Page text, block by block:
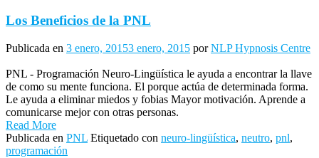
Los Beneficios de la PNL
Publicada en 3 enero, 20153 enero, 2015 porNLP Hypnosis Centre
PNL - Programación Neuro-Lingüística le ayuda a encontrar la llave
de como su mente funciona. El porque actúa de determinada forma.
Le ayuda a eliminar miedos y fobias Mayor motivación. Aprende a
comunicarse mejor con otras personas.
Read More
Publicada en PNL Etiquetado con neuro-lingüística, neutro, pnl,
programación